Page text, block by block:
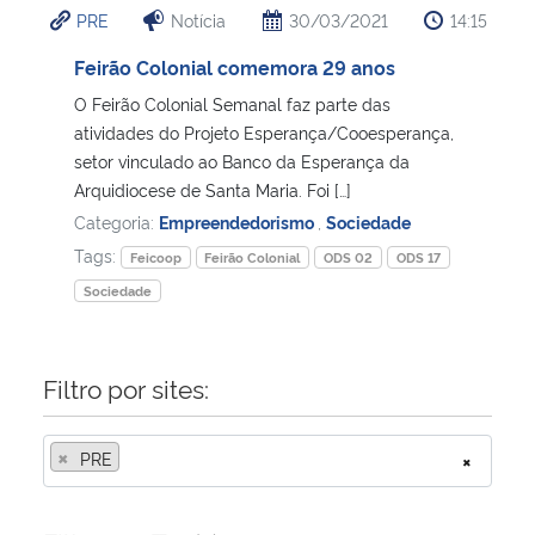
Ministério da Cidadania
Ministério de Minas e Energia
Ministério do Meio Ambiente
Ministério do Desenvolvimento Regional
Controladoria-Geral da União
PRE Notícia 30/03/2021 14:15
Feirão Colonial comemora 29 anos
O Feirão Colonial Semanal faz parte das
atividades do Projeto Esperança/Cooesperança,
setor vinculado ao Banco da Esperança da
Arquidiocese de Santa Maria. Foi […]
Categoria: Empreendedorismo Sociedade
Tags:
Feicoop Feirão Colonial ODS 02
ODS 17
Sociedade
Filtro por sites:
×
× PRE